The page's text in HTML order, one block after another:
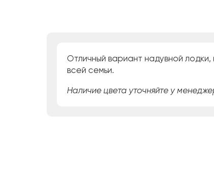
Отличный вариант надувной
всей семьи.
Наличие цвета уточняйте у